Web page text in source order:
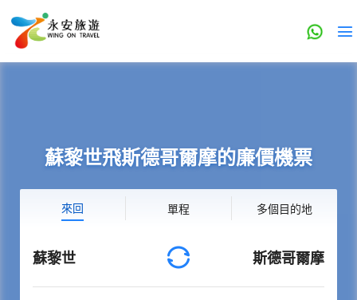
蘇黎世飛斯德哥爾摩的廉價機票
來回 單程 多個目的地
蘇黎世 斯德哥爾摩